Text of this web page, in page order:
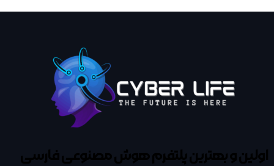
اولین و بهترین پلتفرمهوش مصنوعی فارسی